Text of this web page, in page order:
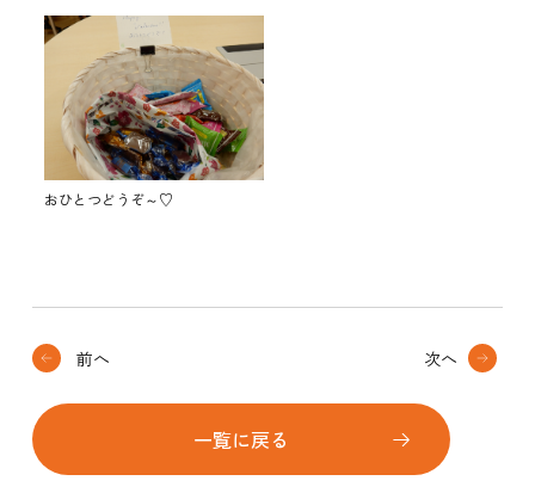
おひとつどうぞ～♡
前へ
一覧に戻る
次へ